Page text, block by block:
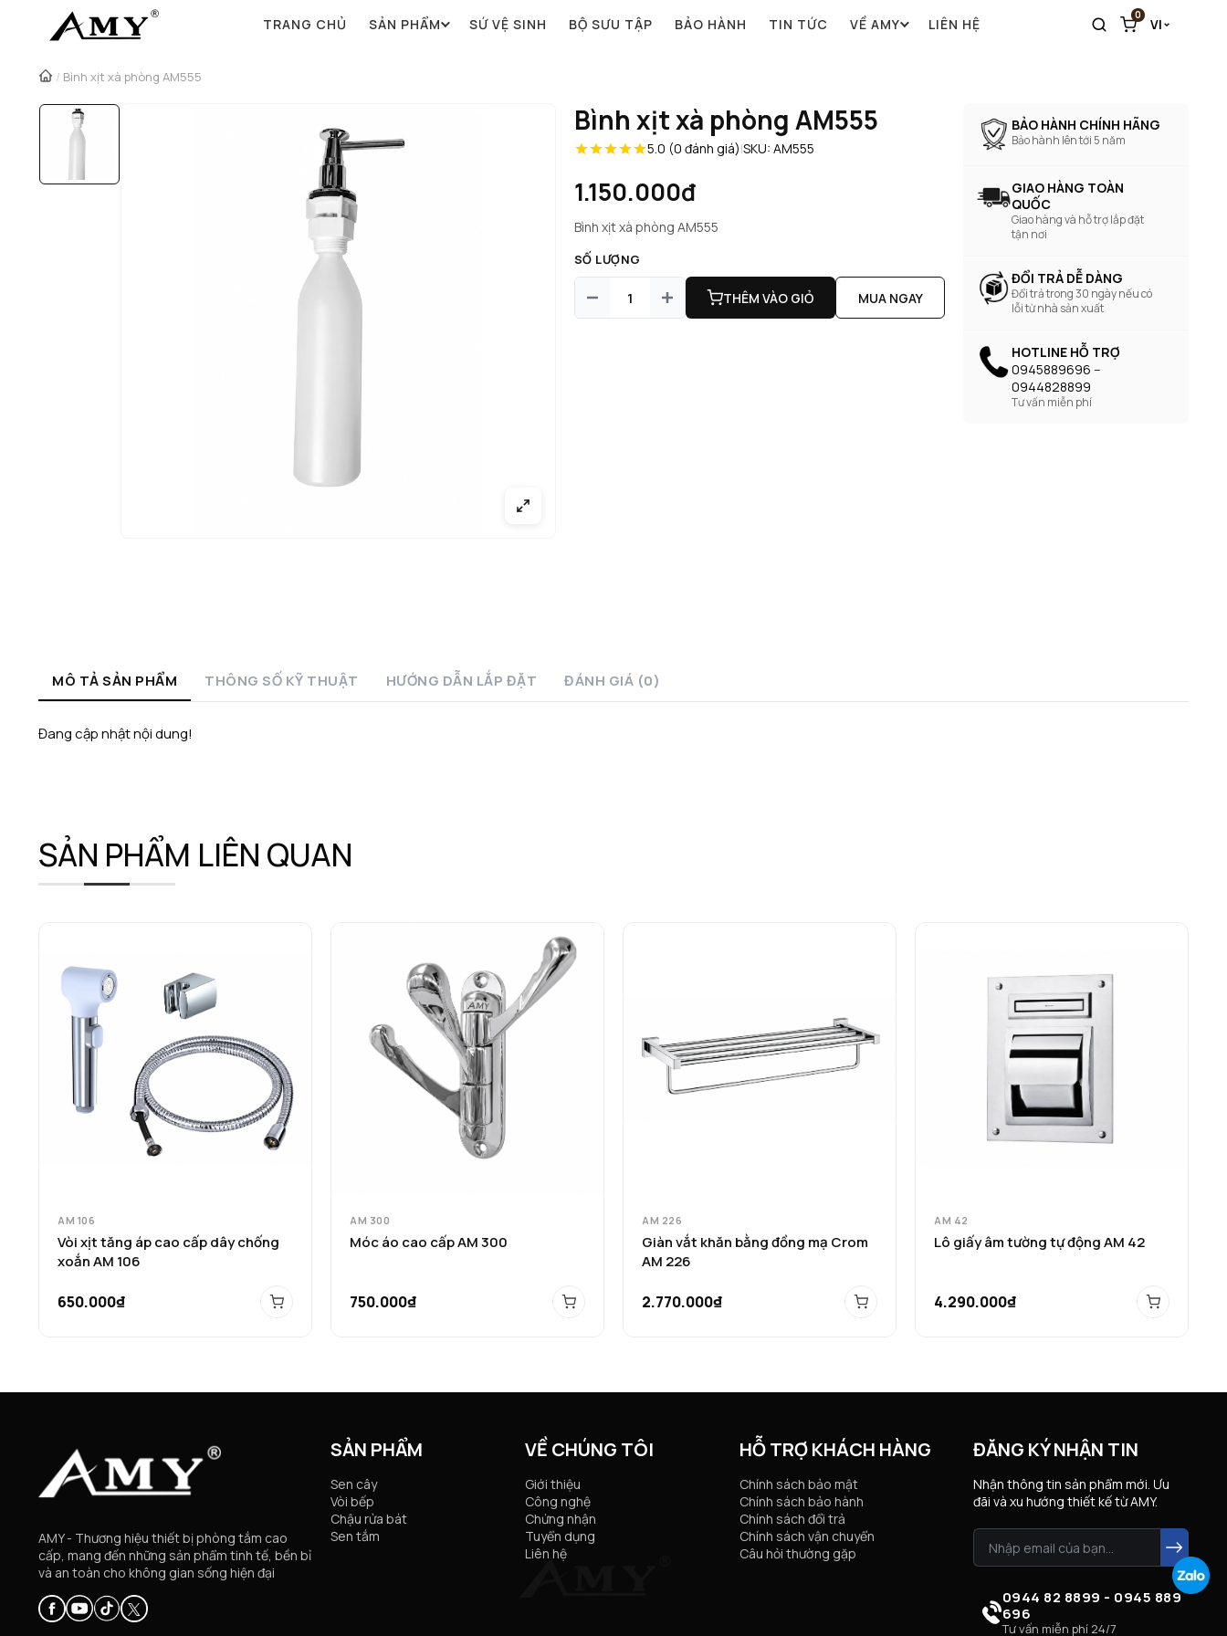
TRANG CHỦ SẢN PHẨM SỨ VỆ SINH BỘ SƯU TẬP BẢO HÀNH TIN TỨC VỀ AMY LIÊN HỆ
0
VI
/ Bình xịt xà phòng AM555
Bình xịt xà phòng AM555
5.0 (0 đánh giá)|SKU: AM555
1.150.000đ
Bình xịt xà phòng AM555
SỐ LƯỢNG
THÊM VÀO GIỎ MUA NGAY
BẢO HÀNH CHÍNH HÃNG
Bảo hành lên tới 5 năm
GIAO HÀNG TOÀN
QUỐC
Giao hàng và hỗ trợ lắp đặt
tận nơi
ĐỔI TRẢ DỄ DÀNG
Đổi trả trong 30 ngày nếu có
lỗi từ nhà sản xuất
HOTLINE HỖ TRỢ
0945889696 --
0944828899
Tư vấn miễn phí
MÔ TẢ SẢN PHẨM THÔNG SỐ KỸ THUẬT HƯỚNG DẪN LẮP ĐẶT ĐÁNH GIÁ (0)
Đang cập nhật nội dung!
SẢN PHẨM LIÊN QUAN
AM 106
Vòi xịt tăng áp cao cấp dây chống
xoắn AM 106
650.000₫
AM 300
Móc áo cao cấp AM 300
750.000₫
AM 226
Giàn vắt khăn bằng đồng mạ Crom
AM 226
2.770.000₫
AM 42
Lô giấy âm tường tự động AM 42
4.290.000₫
AMY - Thương hiệu thiết bị phòng tắm cao
cấp, mang đến những sản phẩm tinh tế, bền bỉ
và an toàn cho không gian sống hiện đại
SẢN PHẨM
Sen cây
Vòi bếp
Chậu rửa bát
Sen tắm
VỀ CHÚNG TÔI
Giới thiệu
Công nghệ
Chứng nhận
Tuyển dụng
Liên hệ
HỖ TRỢ KHÁCH HÀNG
Chính sách bảo mật
Chính sách bảo hành
Chính sách đổi trả
Chính sách vận chuyển
Câu hỏi thường gặp
ĐĂNG KÝ NHẬN TIN
Nhận thông tin sản phẩm mới. Ưu
đãi và xu hướng thiết kế từ AMY.
0944 82 8899 - 0945 889
696
Tư vấn miễn phí 24/7